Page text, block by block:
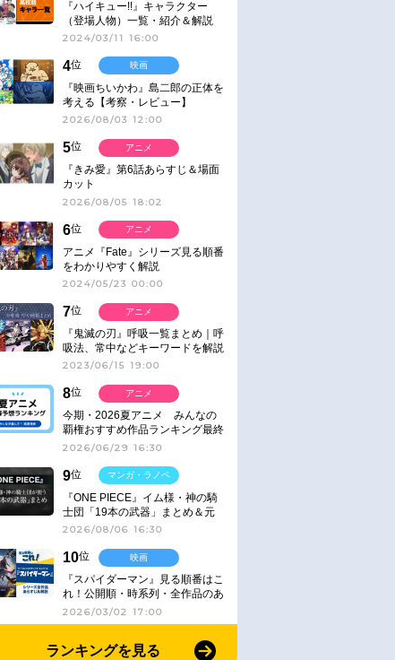
『ハイキュー!!』キャラクター
（登場人物）一覧・紹介＆解説
2024/03/11 16:00
4位
『映画ちいかわ』島二郎の正体を
考える【考察・レビュー】
2026/08/03 12:00
映画
5位
『きみ愛』第6話あらすじ＆場面
カット
2026/08/05 18:02
アニメ
6位
アニメ『Fate』シリーズ見る順番
をわかりやすく解説
2024/05/23 00:00
アニメ
7位
『鬼滅の刃』呼吸一覧まとめ｜呼
吸法、常中などキーワードを解説
2023/06/15 19:00
アニメ
8位
今期・2026夏アニメ みんなの
覇権おすすめ作品ランキング最終
結果発表！
2026/06/29 16:30
アニメ
9位
『ONE PIECE』イム様・神の騎
士団「19本の武器」まとめ＆元
ネタ
2026/08/06 16:30
マンガ・ラノベ
10位
『スパイダーマン』見る順番はこ
れ！公開順・時系列・全作品のあ
らすじをまとめました
2026/03/02 17:00
映画
ランキングを見る